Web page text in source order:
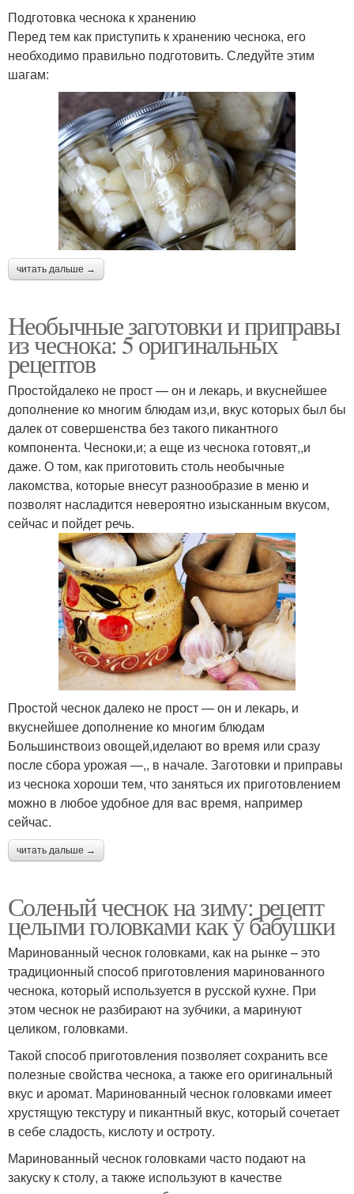
Подготовка чеснока к хранению
Перед тем как приступить к хранению чеснока, его
необходимо правильно подготовить. Следуйте этим
шагам:
читать дальше →
Необычные заготовки и приправы
из чеснока: 5 оригинальных
рецептов
Простойдалеко не прост — он и лекарь, и вкуснейшее
дополнение ко многим блюдам из,и, вкус которых был бы
далек от совершенства без такого пикантного
компонента. Чесноки,и; а еще из чеснока готовят,,и
даже. О том, как приготовить столь необычные
лакомства, которые внесут разнообразие в меню и
позволят насладится невероятно изысканным вкусом,
сейчас и пойдет речь.
Простой чеснок далеко не прост — он и лекарь, и
вкуснейшее дополнение ко многим блюдам
Большинствоиз овощей,иделают во время или сразу
после сбора урожая —,, в начале. Заготовки и приправы
из чеснока хороши тем, что заняться их приготовлением
можно в любое удобное для вас время, например
сейчас.
читать дальше →
Соленый чеснок на зиму: рецепт
целыми головками как у бабушки
Маринованный чеснок головками, как на рынке – это
традиционный способ приготовления маринованного
чеснока, который используется в русской кухне. При
этом чеснок не разбирают на зубчики, а маринуют
целиком, головками.
Такой способ приготовления позволяет сохранить все
полезные свойства чеснока, а также его оригинальный
вкус и аромат. Маринованный чеснок головками имеет
хрустящую текстуру и пикантный вкус, который сочетает
в себе сладость, кислоту и остроту.
Маринованный чеснок головками часто подают на
закуску к столу, а также используют в качестве